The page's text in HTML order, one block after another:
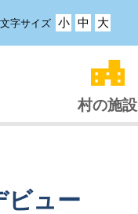
文字サイズ 小 中 大
村の施設
ビュー